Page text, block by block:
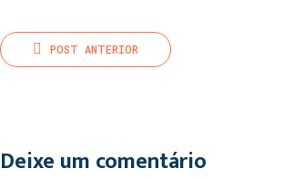
POSTANTERIOR
Deixe um comentário